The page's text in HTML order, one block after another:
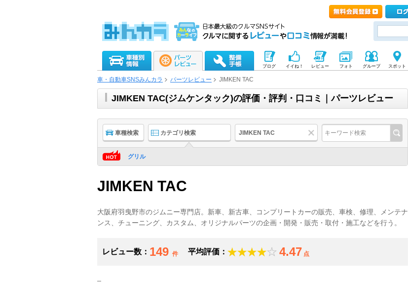
ブログ イイね！ レビュー フォト グループ スポット
車・自動車SNSみんカラ パーツレビュー JIMKEN TAC
JIMKEN TAC(ジムケンタック)の評価・評判・口コミ｜パーツレビュー
車種検索 カテゴリ検索 JIMKEN TAC
グリル
JIMKEN TAC
大阪府羽曳野市のジムニー専門店。新車、新古車、コンプリートカーの販売、車検、修理、メンテナ
ンス、チューニング、カスタム、オリジナルパーツの企画・開発・販売・取付・施工などを行う。
レビュー数： 149 件 平均評価： 4.47 点